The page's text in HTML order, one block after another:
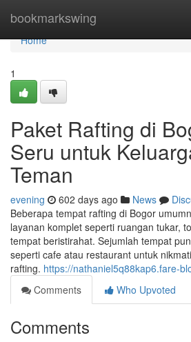
bookmarkswing
Home
Home
1
Paket Rafting di
Seru untuk
Teman
evening 602 days ago News
Beberapa tempat rafting di Bogor
layanan komplet seperti ruangan tukar,
tempat beristirahat. Sejumlah tempat
seperti cafe atau restaurant untuk
rafting. https://nathaniel5q88kap6.fare-
Comments
Who Upvoted
Comments